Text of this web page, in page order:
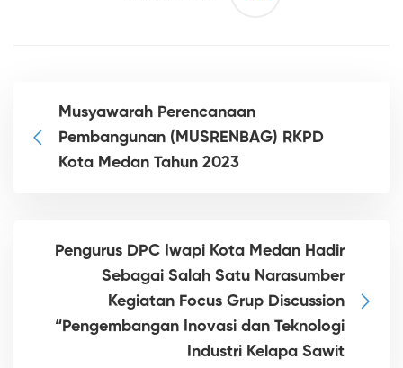
Musyawarah Perencanaan
Pembangunan (MUSRENBAG) RKPD
Kota Medan Tahun 2023
Pengurus DPC Iwapi Kota Medan Hadir
Sebagai Salah Satu Narasumber
Kegiatan Focus Grup Discussion
“Pengembangan Inovasi dan Teknologi
Industri Kelapa Sawit